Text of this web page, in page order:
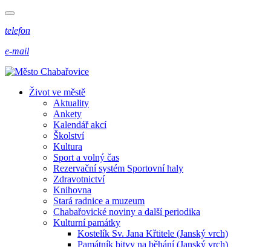
telefon
e-mail
Život ve městě
Aktuality
Ankety
Kalendář akcí
Školství
Kultura
Sport a volný čas
Rezervační systém Sportovní haly
Zdravotnictví
Knihovna
Stará radnice a muzeum
Chabařovické noviny a další periodika
Kulturní památky
Kostelík Sv. Jana Křtitele (Janský vrch)
Památník bitvy na běhání (Janský vrch)